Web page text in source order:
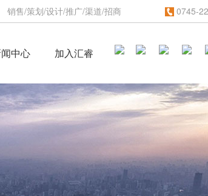
销售/策划/设计/推广/渠道/招商 0745-
中心 加入汇睿